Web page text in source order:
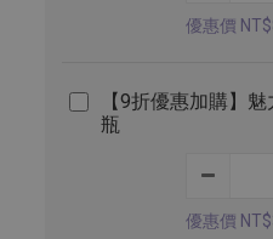
優惠價
【9折優惠加購】
瓶
優惠價